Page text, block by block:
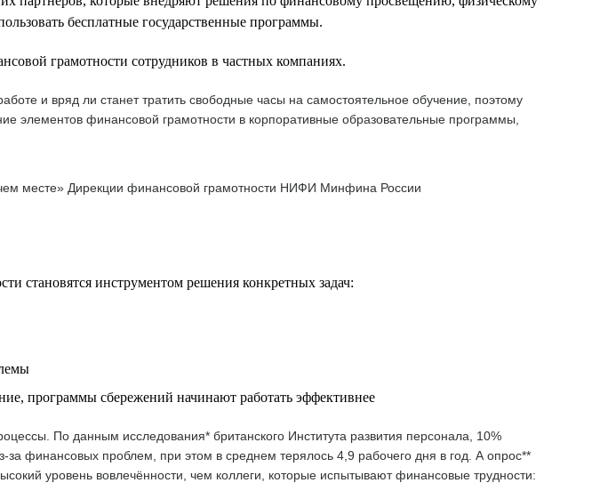
бесплатные государственные программы.
грамотности сотрудников в частных компаниях.
и вряд ли станет тратить свободные часы на самостоятельное обучение, поэтому
элементов финансовой грамотности в корпоративные образовательные программы,
месте» Дирекции финансовой грамотности НИФИ Минфина России
становятся инструментом решения конкретных задач:
программы сбережений начинают работать эффективнее
По данным исследования* британского Института развития персонала, 10%
финансовых проблем, при этом в среднем терялось 4,9 рабочего дня в год. А опрос**
уровень вовлечённости, чем коллеги, которые испытывают финансовые трудности: